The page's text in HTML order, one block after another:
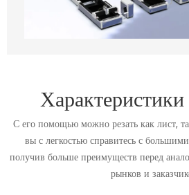
С его помощью можно резать как лист,
вы с легкостью справитесь с
получив больше преимуществ перед
рынков и